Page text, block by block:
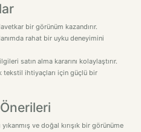
bir görünüm kazandırır.
rahat bir uyku deneyimini
satın alma kararını kolaylaştırır.
tekstil ihtiyaçları için güçlü bir
ve doğal kırışık bir görünüme